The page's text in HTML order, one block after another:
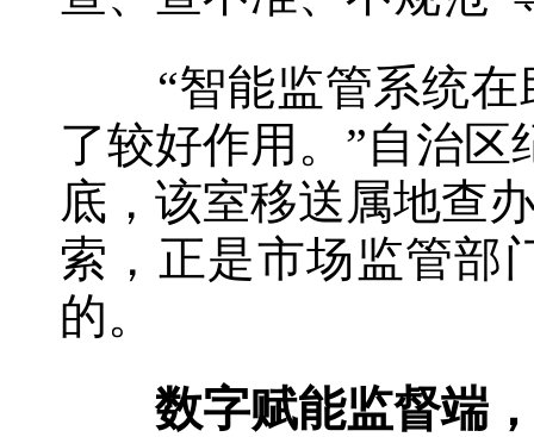
“智能监管系统在
了较好作用。”自治
底，该室移送属地查
索，正是市场监管部
的。
数字赋能监督端